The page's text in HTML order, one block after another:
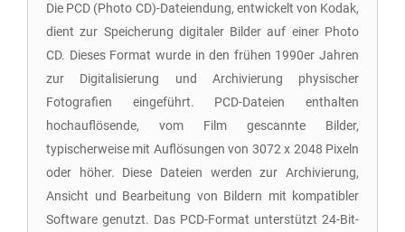
Die PCD (Photo CD)-Dateiendung, entwickelt von Kodak,
dient zur Speicherung digitaler Bilder auf einer Photo
CD. Dieses Format wurde in den frühen 1990er Jahren
zur Digitalisierung und Archivierung physischer
Fotografien eingeführt. PCD-Dateien enthalten
hochauflösende, vom Film gescannte Bilder,
typischerweise mit Auflösungen von 3072 x 2048 Pixeln
oder höher. Diese Dateien werden zur Archivierung,
Ansicht und Bearbeitung von Bildern mit kompatibler
Software genutzt. Das PCD-Format unterstützt 24-Bit-